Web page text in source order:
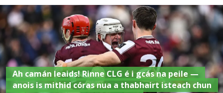
Ah camán leaids! Rinne CLG é i gcás na peile —
anois is mithid córas nua a thabhairt isteach chun